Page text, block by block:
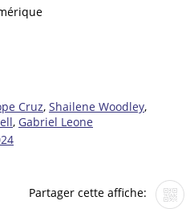
Cruz, Shailene Woodley,
, Gabriel Leone
Partager cette affiche: